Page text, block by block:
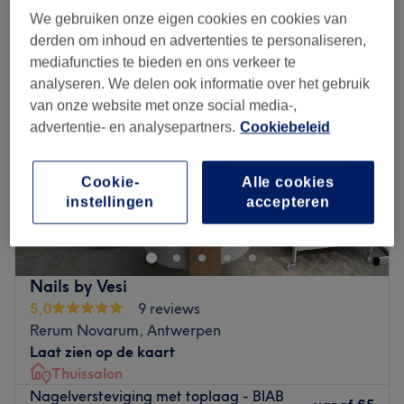
Nails by Vesi
5,0
9 reviews
Rerum Novarum, Antwerpen
Laat zien op de kaart
Thuissalon
Nagelversteviging met toplaag - BIAB
We gebruiken onze eigen cookies en cookies van
derden om inhoud en advertenties te personaliseren,
mediafuncties te bieden en ons verkeer te
analyseren. We delen ook informatie over het gebruik
van onze website met onze social media-,
advertentie- en analysepartners. Cookiebeleid
Alle cookies
accepteren
Cookie-
instellingen